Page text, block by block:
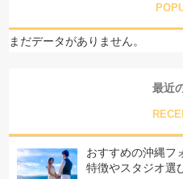
まだデータがありません。
最近
おすすめの沖縄フ
特徴やスタジオ選